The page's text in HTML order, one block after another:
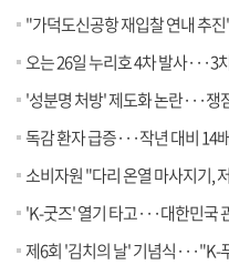
"가덕도신공항 재입찰 연내 추
오는 26일 누리호 4차 발사···3
'성분명 처방' 제도화 논란···쟁
독감 환자 급증···작년 대비 14
소비자원 "다리 온열 마사지기,
'K-굿즈' 열기 타고···대한민국
제6회 '김치의 날' 기념식···"K-